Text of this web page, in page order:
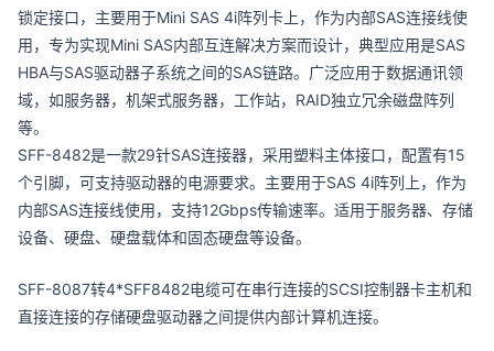
锁定接口，主要用于Mini SAS 4i阵列卡上，作为内部SAS连接线使
用，专为实现Mini SAS内部互连解决方案而设计，典型应用是SAS
HBA与SAS驱动器子系统之间的SAS链路。广泛应用于数据通讯领
域，如服务器，机架式服务器，工作站，RAID独立冗余磁盘阵列
等。
SFF-8482是一款29针SAS连接器，采用塑料主体接口，配置有15
个引脚，可支持驱动器的电源要求。主要用于SAS 4i阵列上，作为
内部SAS连接线使用，支持12Gbps传输速率。 适用于服务器、存储
设备、硬盘、硬盘载体和固态硬盘等设备。
SFF-8087转4*SFF8482电缆可在串行连接的SCSI控制器卡主机和
直接连接的存储硬盘驱动器之间提供内部计算机连接。